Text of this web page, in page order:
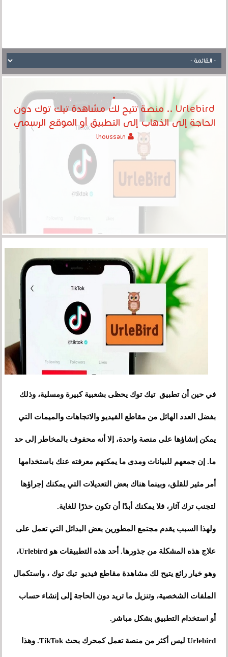
Urlebird .. منصة تتيح لك مشاهدة تيك توك دون
الحاجة إلى الذهاب إلى التطبيق أو الموقع الرسمي
في حين أن تطبيق تيك توك يحظى بشعبية كبيرة ومسلية، وذلك
بفضل العدد الهائل من مقاطع الفيديو والاتجاهات والميمات التي
يمكن إنشاؤها على منصة واحدة، إلا أنه محفوف بالمخاطر إلى حد
ما. إن جمعهم للبيانات ومدى ما يمكنهم معرفته عنك باستخدامها
أمر مثير للقلق، وبينما هناك بعض التعديلات التي يمكنك إجراؤها
لتجنب ترك آثار، فلا يمكنك أبدًا أن تكون حذرًا للغاية.
ولهذا السبب يقدم مجتمع المطورين بعض البدائل التي تعمل على
علاج هذه المشكلة من جذورها. أحد هذه التطبيقات هو Urlebird،
وهو خيار رائع يتيح لك مشاهدة مقاطع فيديو تيك توك ، واستكمال
الملفات الشخصية، وتنزيل ما تريد دون الحاجة إلى إنشاء حساب
أو استخدام التطبيق بشكل مباشر.
Urlebird ليس أكثر من منصة تعمل كمحرك بحث TikTok. وهذا